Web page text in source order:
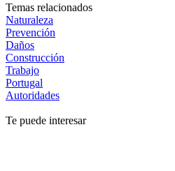
Temas relacionados
Naturaleza
Prevención
Daños
Construcción
Trabajo
Portugal
Autoridades
Te puede interesar